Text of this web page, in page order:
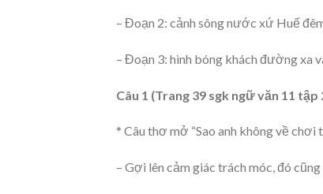
– Đoạn 2: cảnh sông nước xứ Huế
– Đoạn 3: hình bóng khách đường xa
Câu 1 (Trang 39 sgk ngữ văn 11 tập
* Câu thơ mở “Sao anh không về chơi
– Gợi lên cảm giác trách móc, đó